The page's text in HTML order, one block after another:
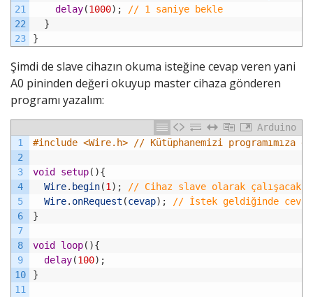
21
22
23
delay(1000) ;
// 1 saniye bekle
}
}
Şimdi de slave cihazın okuma isteğine cevap veren yani
A0 pininden değeri okuyup master cihaza gönderen
programı yazalım:
Arduino
1
2
3
4
5
6
7
8
9
10
11
#include <Wire.h> // Kütüphanemizi programımıza
void setup( ){
Wire. begin(1 ) ;
// Cihaz slave olarak çalışacak
Wire. onRequest (cevap) ;
// İstek geldiğinde cevap
}
void loop( ){
delay(100) ;
}